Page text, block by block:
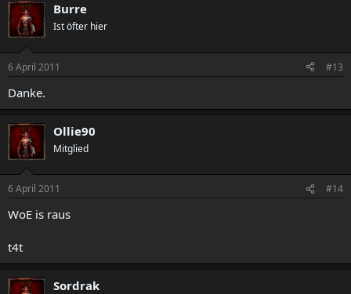
Burre
Ist öfter hier
6 April 2011 #13
Danke.
Ollie90
Mitglied
6 April 2011 #14
WoE is raus
t4t
Sordrak